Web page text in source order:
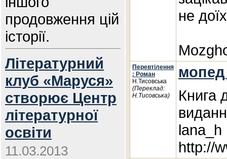
продовження цій
історії.
Літературний
клуб «Маруся»
створює Центр
літературної
освіти
11.03.2013
не
Перевтілення
: Роман
Н.Тисовська
(Переклад:
Н.Тисовська)
Книга
lana_h
http://